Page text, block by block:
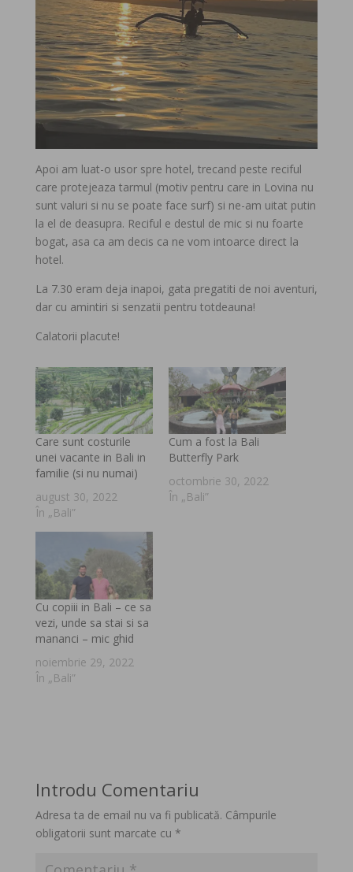
Apoi am luat-o usor spre hotel, trecand peste reciful
care protejeaza tarmul (motiv pentru care in Lovina nu
sunt valuri si nu se poate face surf) si ne-am uitat putin
la el de deasupra. Reciful e destul de mic si nu foarte
bogat, asa ca am decis ca ne vom intoarce direct la
hotel.
La 7.30 eram deja inapoi, gata pregatiti de noi aventuri,
dar cu amintiri si senzatii pentru totdeauna!
Calatorii placute!
Care sunt costurile
unei vacante in Bali in
familie (si nu numai)
august 30, 2022
În „Bali”
Cum a fost la Bali
Butterfly Park
octombrie 30, 2022
În „Bali”
Cu copiii in Bali – ce sa
vezi, unde sa stai si sa
mananci – mic ghid
noiembrie 29, 2022
În „Bali”
Introdu Comentariu
Adresa ta de email nu va fi publicată. Câmpurile
obligatorii sunt marcate cu *